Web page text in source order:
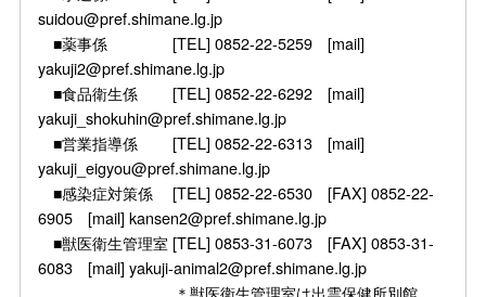
suidou@pref.shimane.lg.jp
■薬事係 [TEL] 0852-22-5259 [mail]
yakuji2@pref.shimane.lg.jp
■食品衛生係 [TEL] 0852-22-6292 [mail]
yakuji_shokuhin@pref.shimane.lg.jp
■営業指導係 [TEL] 0852-22-6313 [mail]
yakuji_eigyou@pref.shimane.lg.jp
■感染症対策係 [TEL] 0852-22-6530 [FAX] 0852-22-
6905 [mail] kansen2@pref.shimane.lg.jp
■獣医衛生管理室 [TEL] 0853-31-6073 [FAX] 0853-31-
6083 [mail] yakuji-animal2@pref.shimane.lg.jp
＊獣医衛生管理室は出雲保健所別館